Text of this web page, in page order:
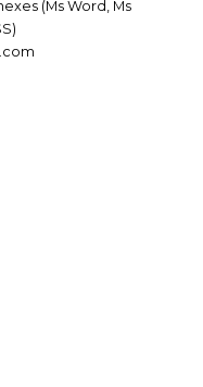
(Ms Word, Ms